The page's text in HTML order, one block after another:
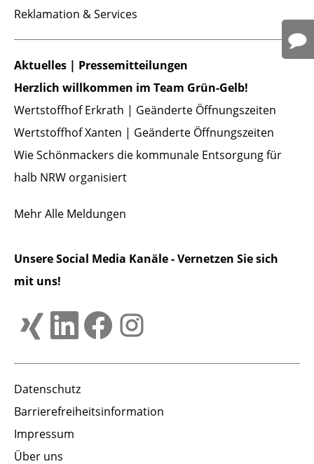
Reklamation & Services
Datenschutz
Barrierefreiheitsinformation
Impressum
Über uns
Aktuelles | Pressemitteilungen
Herzlich willkommen im Team Grün-Gelb!
Wertstoffhof Erkrath | Geänderte Öffnungszeiten
Wertstoffhof Xanten | Geänderte Öffnungszeiten
Wie Schönmackers die kommunale Entsorgung für
halb NRW organisiert
MehrAlle Meldungen
Unsere Social Media Kanäle - Vernetzen Sie sich
mit uns!